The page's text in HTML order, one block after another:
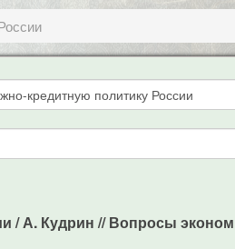
/ А. Кудрин // Вопросы